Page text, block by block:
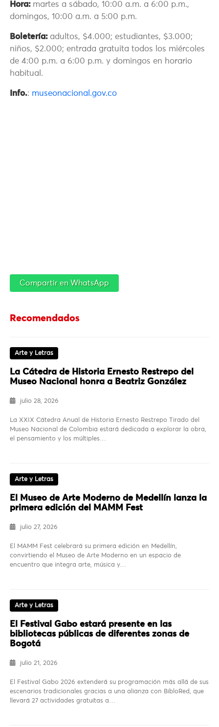
Hora: martes a sábado, 10:00 a.m. a 6:00 p.m.,
domingos, 10:00 a.m. a 5:00 p.m.
Boletería: adultos, $4.000; estudiantes, $3.000;
niños, $2.000; entrada gratuita todos los miércoles
de 4:00 p.m. a 6:00 p.m. y domingos en horario
habitual.
Info.: museonacional.gov.co
Compartir en WhatsApp
Recomendados
Arte y Letras
La Cátedra de Historia Ernesto Restrepo del
Museo Nacional honra a Beatriz González
julio 28, 2026
La XXIX Cátedra Anual de Historia Ernesto Restrepo Tirado del
Museo Nacional de Colombia estará dedicada a explorar la obra,
el pensamiento y los múltiples…
Arte y Letras
El Museo de Arte Moderno de Medellín lanza la
primera edición del MAMM Fest
julio 27, 2026
El MAMM Fest celebrará su primera edición en Medellín,
convirtiendo el Museo de Arte Moderno en un espacio de
encuentro que integra arte, música y…
Arte y Letras
El Festival Gabo estará presente en las
bibliotecas públicas de diferentes zonas de
Bogotá
julio 21, 2026
El Festival Gabo 2026 extenderá su programación más allá de sus
escenarios tradicionales gracias a una alianza con BibloRed, que
llevará 27 actividades gratuitas a…